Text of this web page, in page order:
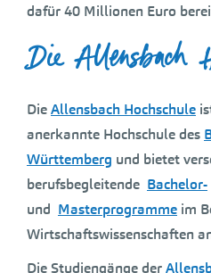
dafür 40 Millionen Euro
Die Allensbach
DieAllensbach Hochschule
anerkannte Hochschule des
Württemberg und bietet
berufsbegleitende Bachelor-
und Masterprogramme im
Wirtschaftswissenschaften
Die Studiengänge der